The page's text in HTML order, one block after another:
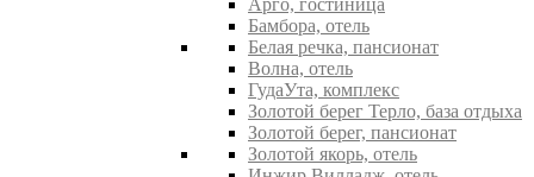
Арго, гостиница
Бамбора, отель
Белая речка, пансионат
Волна, отель
ГудаУта, комплекс
Золотой берег Терло, база отдыха
Золотой берег, пансионат
Золотой якорь, отель